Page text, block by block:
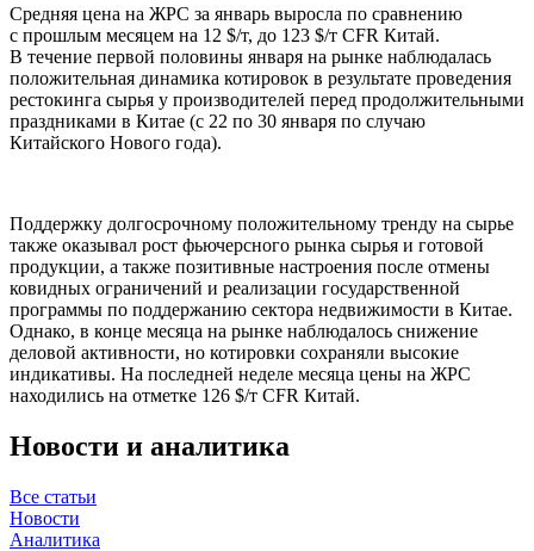
Средняя цена на ЖРС за январь выросла по сравнению
с прошлым месяцем на 12 $/т, до 123 $/т CFR Китай.
В течение первой половины января на рынке наблюдалась
положительная динамика котировок в результате проведения
рестокинга сырья у производителей перед продолжительными
праздниками в Китае (с 22 по 30 января по случаю
Китайского Нового года).
Поддержку долгосрочному положительному тренду на сырье
также оказывал рост фьючерсного рынка сырья и готовой
продукции, а также позитивные настроения после отмены
ковидных ограничений и реализации государственной
программы по поддержанию сектора недвижимости в Китае.
Однако, в конце месяца на рынке наблюдалось снижение
деловой активности, но котировки сохраняли высокие
индикативы. На последней неделе месяца цены на ЖРС
находились на отметке 126 $/т CFR Китай.
Новости и аналитика
Все статьи
Новости
Аналитика